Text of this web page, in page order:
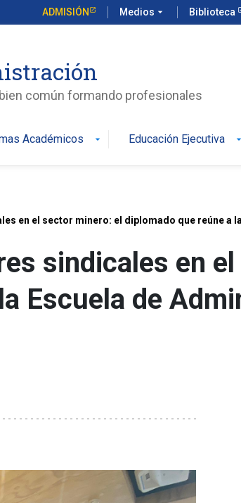
ADMISIÓN Medios arrow_drop_down Biblioteca
común formando profesionales
Académicos arrow_drop_down Educación Ejecutiva arrow_drop_down
en el sector minero: el diplomado que reúne a
sindicales en
Escuela de